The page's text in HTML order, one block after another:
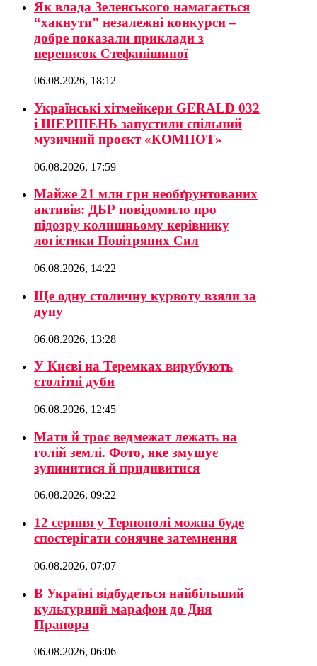
Як влада Зеленського намагається
“хакнути” незалежні конкурси –
добре показали приклади з
переписок Стефанішиної
06.08.2026, 18:12
Українські хітмейкери GERALD 032
і ШЕРШЕНЬ запустили спільний
музичний проєкт «КОМПОТ»
06.08.2026, 17:59
Майже 21 млн грн необґрунтованих
активів: ДБР повідомило про
підозру колишньому керівнику
логістики Повітряних Сил
06.08.2026, 14:22
Ще одну столичну курвоту взяли за
дупу
06.08.2026, 13:28
У Києві на Теремках вирубують
столітні дуби
06.08.2026, 12:45
Мати й троє ведмежат лежать на
голій землі. Фото, яке змушує
зупинитися й придивитися
06.08.2026, 09:22
12 серпня у Тернополі можна буде
спостерігати сонячне затемнення
06.08.2026, 07:07
В Україні відбудеться найбільший
культурний марафон до Дня
Прапора
06.08.2026, 06:06